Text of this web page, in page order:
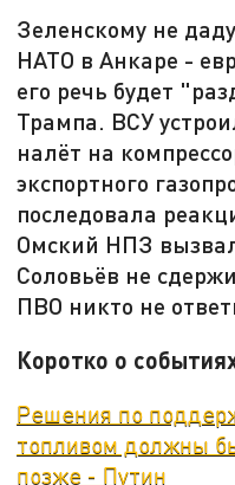
Зеленскому не
НАТО в Анкаре -
его речь будет
Трампа. ВСУ
налёт на
экспортного
последовала
Омский НПЗ
Соловьёв не
ПВО никто не
Коротко о
Решения по
топливом должны
позже - Путин